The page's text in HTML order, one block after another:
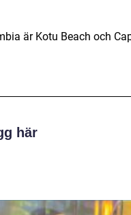
är Kotu Beach och
här